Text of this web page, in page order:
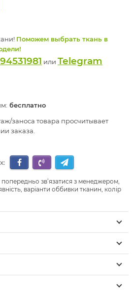
Поможем выбрать ткань в
или Telegram
бесплатно
заноса товара просчитывает
заказа.
зв’язатися з менеджером,
варіанти оббивки тканин, колір